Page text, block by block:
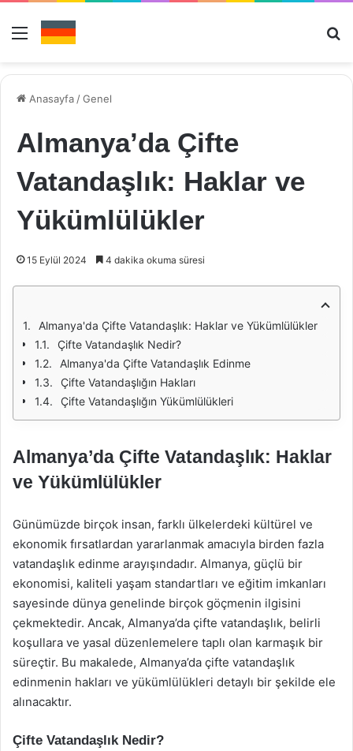
Menü
Anasayfa /Genel
Almanya’da Çifte
Vatandaşlık: Haklar ve
Yükümlülükler
15 Eylül 2024 4 dakika okuma süresi
Almanya'da Çifte Vatandaşlık: Haklar ve Yükümlülükler
Çifte Vatandaşlık Nedir?
Almanya'da Çifte Vatandaşlık Edinme
Çifte Vatandaşlığın Hakları
Çifte Vatandaşlığın Yükümlülükleri
Almanya’da Çifte Vatandaşlık: Haklar
ve Yükümlülükler
Günümüzde birçok insan, farklı ülkelerdeki kültürel ve
ekonomik fırsatlardan yararlanmak amacıyla birden fazla
vatandaşlık edinme arayışındadır. Almanya, güçlü bir
ekonomisi, kaliteli yaşam standartları ve eğitim imkanları
sayesinde dünya genelinde birçok göçmenin ilgisini
çekmektedir. Ancak, Almanya’da çifte vatandaşlık, belirli
koşullara ve yasal düzenlemelere taplı olan karmaşık bir
süreçtir. Bu makalede, Almanya’da çifte vatandaşlık
edinmenin hakları ve yükümlülükleri detaylı bir şekilde ele
alınacaktır.
Çifte Vatandaşlık Nedir?